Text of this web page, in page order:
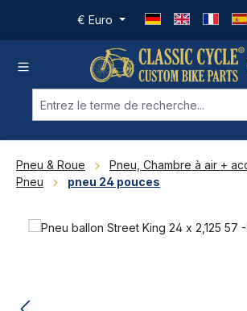
Passer au contenu principal
€ Euro
Pneu & Roue
Pneu, Chambre à air +
Pneu
pneu 24 pouces
Ignorer la galerie d'images